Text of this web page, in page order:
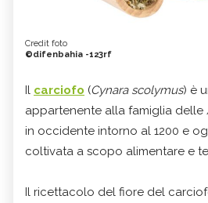
Credit foto
©difenbahia -123rf
Il carciofo (Cynara scolymus) è
appartenente alla famiglia delle
in occidente intorno al 1200 e
coltivata a scopo alimentare e
Il ricettacolo del fiore del